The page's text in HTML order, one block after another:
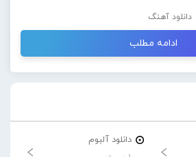
دانلود آهنگ
ادامه مطلب
دانلود آلبوم